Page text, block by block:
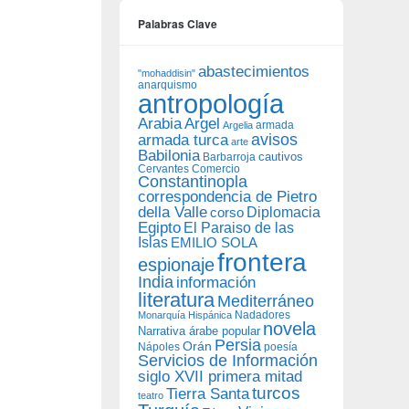
Palabras Clave
"mohaddisin" abastecimientos
anarquismo
antropología
ArabiaArgel Argelia armada
armada turca arte avisos
Babilonia Barbarroja cautivos
Cervantes Comercio
Constantinopla
correspondencia de Pietro
della Vallecorso Diplomacia
Egipto El Paraiso de las
Islas EMILIO SOLA
espionajefrontera
India información
literatura Mediterráneo
Monarquía Hispánica Nadadores
Narrativa árabe popular novela
Nápoles Orán Persia poesía
Servicios de Información
siglo XVII primera mitad
teatro Tierra Santaturcos